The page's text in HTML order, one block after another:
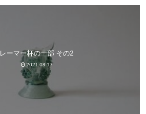
レーマー杯の一部 その2
2021.08.17